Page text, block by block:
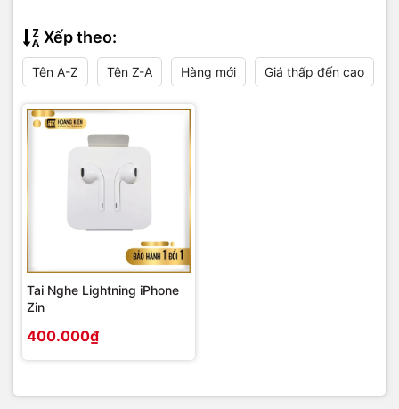
Xếp theo:
Tên A-Z Tên Z-A Hàng mới Giá thấp đến cao
Tai Nghe Lightning iPhone
Zin
400.000₫